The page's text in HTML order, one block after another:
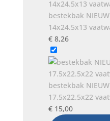
bestekbak
14x24.5x13
€8,26
bestekbak
17.5x22.5x22
€15,00